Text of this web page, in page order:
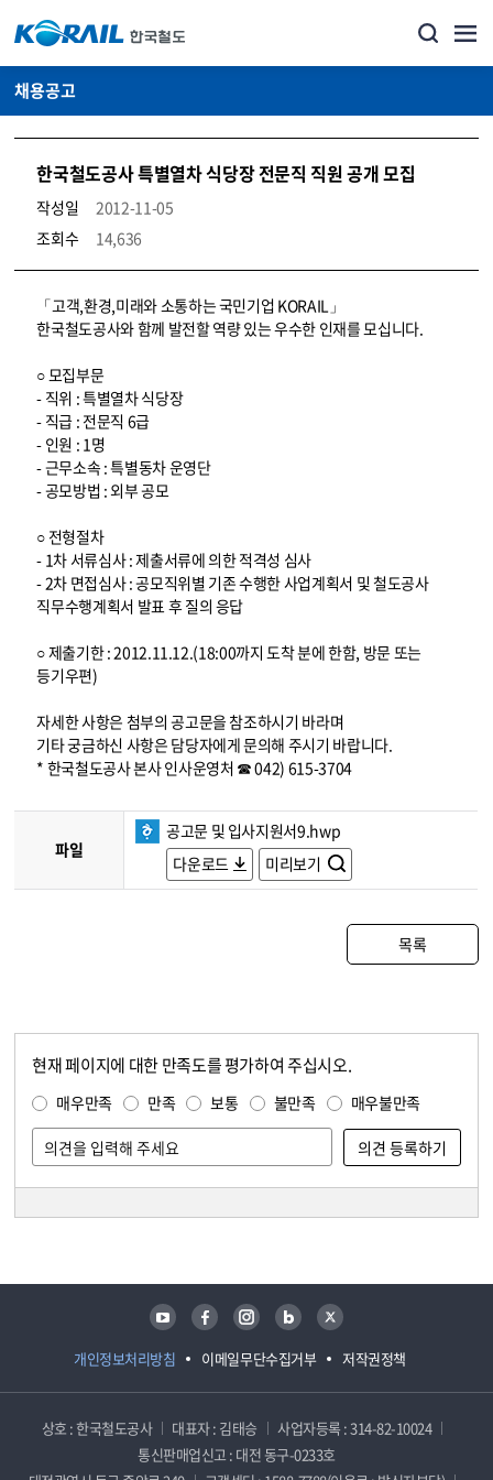
채용공고
한국철도공사 특별열차 식당장 전문직 직원 공개 모집
작성일
2012-11-05
조회수
14,636
코레일소개_경영공시_채용공고 상세보기 – 내용, 파일, 담당자 연락처로 구성
「고객,환경,미래와 소통하는 국민기업 KORAIL」
한국철도공사와 함께 발전할 역량 있는 우수한 인재를 모십니다.
○ 모집부문
- 직위 : 특별열차 식당장
- 직급 : 전문직 6급
- 인원 : 1명
- 근무소속 : 특별동차 운영단
- 공모방법 : 외부 공모
○ 전형절차
- 1차 서류심사 : 제출서류에 의한 적격성 심사
- 2차 면접심사 : 공모직위별 기존 수행한 사업계획서 및 철도공사
직무수행계획서 발표 후 질의 응답
○ 제출기한 : 2012.11.12.(18:00까지 도착 분에 한함, 방문 또는
등기우편)
자세한 사항은 첨부의 공고문을 참조하시기 바라며
기타 궁금하신 사항은 담당자에게 문의해 주시기 바랍니다.
* 한국철도공사 본사 인사운영처 ☎ 042) 615-3704
파일
공고문 및 입사지원서9.hwp
다운로드
미리보기
목록
현재 페이지에 대한 만족도를 평가하여 주십시오.
매우만족 만족 보통 불만족 매우불만족
개인정보처리방침 이메일무단수집거부 저작권정책
유튜브 페이스북 인스타그램 블로그 트위터
상호 : 한국철도공사 대표자 : 김태승
사업자등록 : 314-82-10024
통신판매업신고 : 대전 동구-0233호